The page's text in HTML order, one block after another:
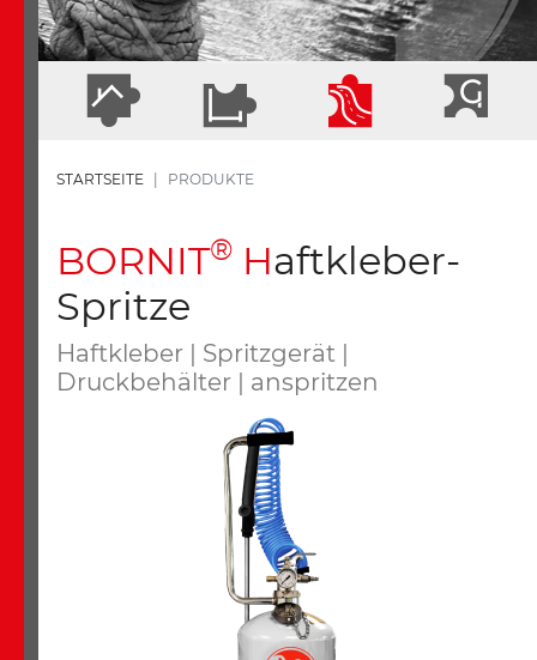
STARTSEITE PRODUKTE
BORNIT® Haftkleber-
Spritze
Haftkleber | Spritzgerät |
Druckbehälter | anspritzen